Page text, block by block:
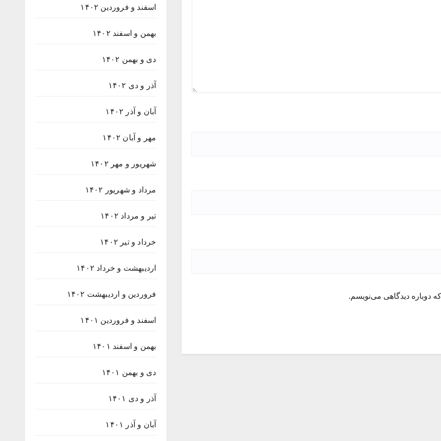
دوباره دیدگاهی می‌نویسم.
اسفند و فروردین ۱۴۰۲
بهمن و اسفند ۱۴۰۲
دی و بهمن ۱۴۰۲
آذر و دی ۱۴۰۲
آبان و آذر ۱۴۰۲
مهر و آبان ۱۴۰۲
شهریور و مهر ۱۴۰۲
مرداد و شهریور ۱۴۰۲
تیر و مرداد ۱۴۰۲
خرداد و تیر ۱۴۰۲
اردیبهشت و خرداد ۱۴۰۲
فروردین و اردیبهشت ۱۴۰۲
اسفند و فروردین ۱۴۰۱
بهمن و اسفند ۱۴۰۱
دی و بهمن ۱۴۰۱
آذر و دی ۱۴۰۱
آبان و آذر ۱۴۰۱